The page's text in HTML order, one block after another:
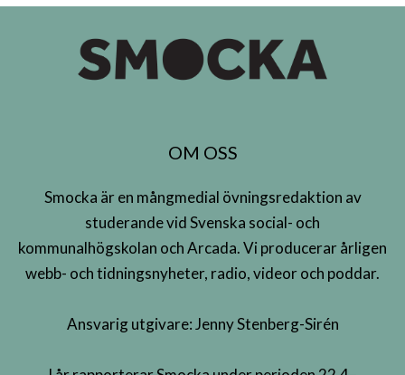
OM OSS
Smocka är en mångmedial övningsredaktion av
studerande vid Svenska social- och
kommunalhögskolan och Arcada. Vi producerar årligen
webb- och tidningsnyheter, radio, videor och poddar.
Ansvarig utgivare: Jenny Stenberg-Sirén